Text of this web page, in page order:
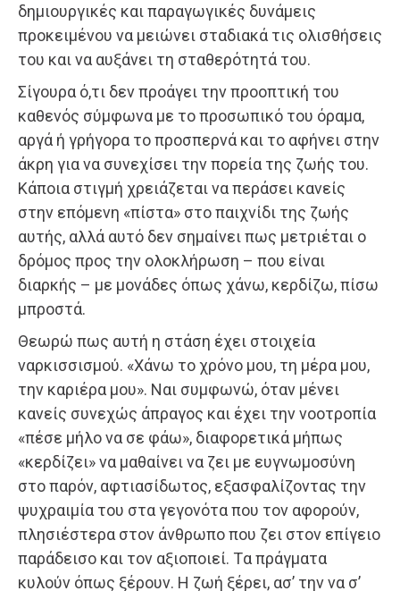
δημιουργικές και παραγωγικές δυνάμεις
προκειμένου να μειώνει σταδιακά τις ολισθήσεις
του και να αυξάνει τη σταθερότητά του.
Σίγουρα ό,τι δεν προάγει την προοπτική του
καθενός σύμφωνα με το προσωπικό του όραμα,
αργά ή γρήγορα το προσπερνά και το αφήνει στην
άκρη για να συνεχίσει την πορεία της ζωής του.
Κάποια στιγμή χρειάζεται να περάσει κανείς
στην επόμενη «πίστα» στο παιχνίδι της ζωής
αυτής, αλλά αυτό δεν σημαίνει πως μετριέται ο
δρόμος προς την ολοκλήρωση – που είναι
διαρκής – με μονάδες όπως χάνω, κερδίζω, πίσω
μπροστά.
Θεωρώ πως αυτή η στάση έχει στοιχεία
ναρκισσισμού. «Χάνω το χρόνο μου, τη μέρα μου,
την καριέρα μου». Ναι συμφωνώ, όταν μένει
κανείς συνεχώς άπραγος και έχει την νοοτροπία
«πέσε μήλο να σε φάω», διαφορετικά μήπως
«κερδίζει» να μαθαίνει να ζει με ευγνωμοσύνη
στο παρόν, αφτιασίδωτος, εξασφαλίζοντας την
ψυχραιμία του στα γεγονότα που τον αφορούν,
πλησιέστερα στον άνθρωπο που ζει στον επίγειο
παράδεισο και τον αξιοποιεί. Tα πράγματα
κυλούν όπως ξέρουν. Η ζωή ξέρει, ασ’ την να σ’